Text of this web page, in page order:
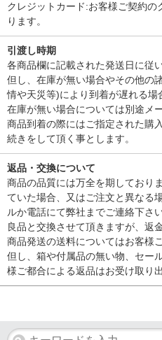
クレジットカード:お客様ご契約の
ります。
引渡し時期
各商品欄に記載された発送日に従
但し、在庫が無い場合やその他の
情や天災等)により到着が遅れる場
在庫が無い場合については別途メ
商品到着の際にはご指定された購
続きをして頂く事とします。
返品・交換について
商品の品質には万全を期しており
ていた場合、又はご注文と異なる
ルか電話にて弊社までご連絡下さい
良品と交換させて頂きますが、返
商品発送の送料についてはお客様
但し、箱や付属品の無い物、セー
様ご都合による返品はお受け取り